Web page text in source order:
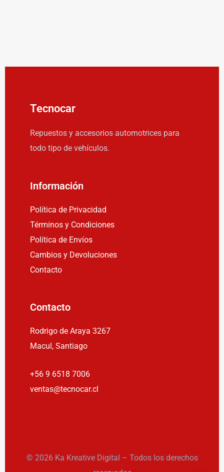
Tecnocar
Repuestos y accesorios automotrices para
todo tipo de vehículos.
Información
Política de Privacidad
Términos y Condiciones
Política de Envíos
Cambios y Devoluciones
Contacto
Contacto
Rodrigo de Araya 3267
Macul, Santiago
+56 9 6518 7006
ventas@tecnocar.cl
© 2026 Ka Kreative Digital – Todos los derechos